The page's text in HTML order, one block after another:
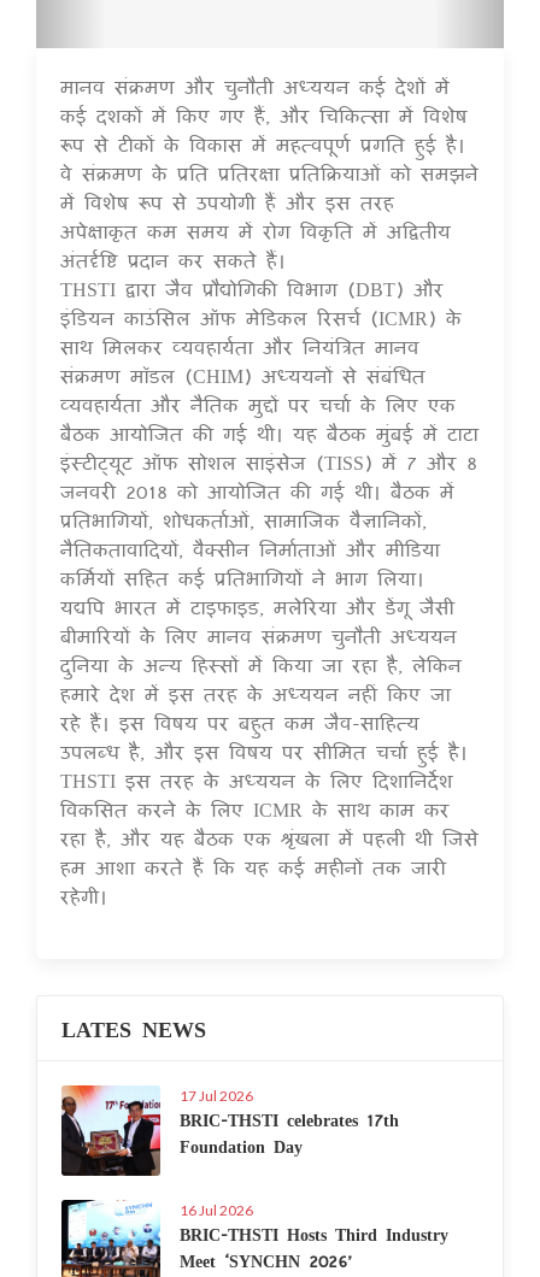
17 Jul 2020
मानव संक्रमण और चुनौती अध्ययन कई देशों में
कई दशकों में किए गए हैं, और चिकित्सा में विशेष
रूप से टीकों के विकास में महत्वपूर्ण प्रगति हुई है।
वे संक्रमण के प्रति प्रतिरक्षा प्रतिक्रियाओं को समझने
में विशेष रूप से उपयोगी हैं और इस तरह
अपेक्षाकृत कम समय में रोग विकृति में अद्वितीय
अंतर्दृष्टि प्रदान कर सकते हैं।
THSTI द्वारा जैव प्रौद्योगिकी विभाग (DBT) और
इंडियन काउंसिल ऑफ मेडिकल रिसर्च (ICMR) के
साथ मिलकर व्यवहार्यता और नियंत्रित मानव
संक्रमण मॉडल (CHIM) अध्ययनों से संबंधित
व्यवहार्यता और नैतिक मुद्दों पर चर्चा के लिए एक
बैठक आयोजित की गई थी। यह बैठक मुंबई में टाटा
इंस्टीट्यूट ऑफ सोशल साइंसेज (TISS) में 7 और 8
जनवरी 2018 को आयोजित की गई थी। बैठक में
प्रतिभागियों, शोधकर्ताओं, सामाजिक वैज्ञानिकों,
नैतिकतावादियों, वैक्सीन निर्माताओं और मीडिया
कर्मियों सहित कई प्रतिभागियों ने भाग लिया।
यद्यपि भारत में टाइफाइड, मलेरिया और डेंगू जैसी
बीमारियों के लिए मानव संक्रमण चुनौती अध्ययन
दुनिया के अन्य हिस्सों में किया जा रहा है, लेकिन
हमारे देश में इस तरह के अध्ययन नहीं किए जा
रहे हैं। इस विषय पर बहुत कम जैव-साहित्य
उपलब्ध है, और इस विषय पर सीमित चर्चा हुई है।
THSTI इस तरह के अध्ययन के लिए दिशानिर्देश
विकसित करने के लिए ICMR के साथ काम कर
रहा है, और यह बैठक एक श्रृंखला में पहली थी जिसे
हम आशा करते हैं कि यह कई महीनों तक जारी
रहेगी।
LATES NEWS
17 Jul 2026
BRIC-THSTI celebrates 17th
Foundation Day
16 Jul 2026
BRIC-THSTI Hosts Third Industry
Meet ‘SYNCHN 2026’